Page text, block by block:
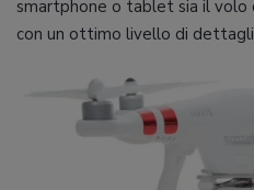
smartphone o tablet sia il volo
con un ottimo livello di